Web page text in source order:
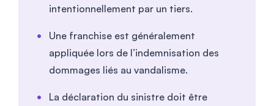
intentionnellement par un tiers.
Une franchise est généralement
appliquée lors de l’indemnisation des
dommages liés au vandalisme.
La déclaration du sinistre doit être